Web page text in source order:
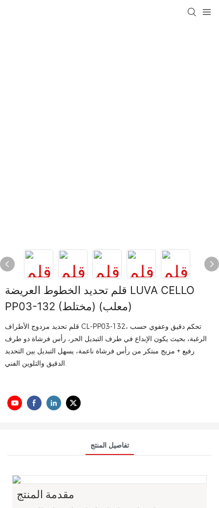
قلم تحديد الخطوط العريضة LUVA CELLO
PP03-132 (مختلط) (معلب)
قلم تحديد مزدوج الأطراف CL-PP03-132، تحكم دقيق وعفوي حسب
الرغبة، بحيث يكون الإبداع في طرف التبديل الحر، رأس فرشاة ذو طرف
رفيع + مزيج مبتكر من رأس فرشاة ناعمة، يسهل التبديل بين التحديد
الدقيق والتلوين الفني.
تفاصيل المنتج
مقدمة المنتج